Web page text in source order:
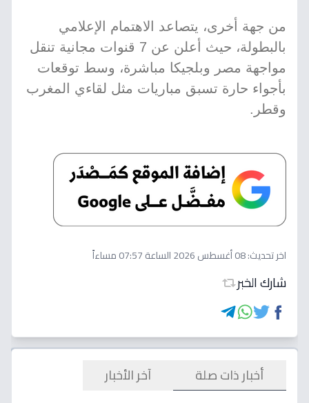
من جهة أخرى، يتصاعد الاهتمام الإعلامي
بالبطولة، حيث أعلن عن 7 قنوات مجانية تنقل
مواجهة مصر وبلجيكا مباشرة، وسط توقعات
بأجواء حارة تسبق مباريات مثل لقاءي المغرب
وقطر.
اخر تحديث:08 أغسطس 2026 الساعة 07:57 مساءاً
شارك الخبر
أخبار ذات صلة آخر الأخبار